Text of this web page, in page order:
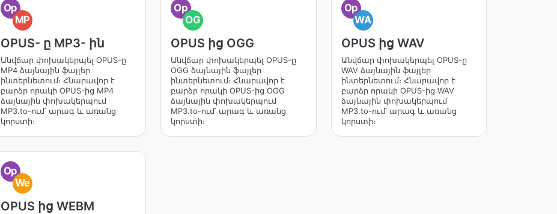
Op
MP
OPUS- ը MP3- ին
Անվճար փոխակերպել OPUS-ը
MP4 ձայնային ֆայլեր
ինտերնետում։ Հնարավոր է
բարձր որակի OPUS-ից MP4
ձայնային փոխակերպում
MP3.to-ում՝ արագ և առանց
կորստի։
Op
OG
OPUS ից OGG
Անվճար փոխակերպել OPUS-ը
OGG ձայնային ֆայլեր
ինտերնետում։ Հնարավոր է
բարձր որակի OPUS-ից OGG
ձայնային փոխակերպում
MP3.to-ում՝ արագ և առանց
կորստի։
Op
WA
OPUS ից WAV
Անվճար փոխակերպել OPUS-ը
WAV ձայնային ֆայլեր
ինտերնետում։ Հնարավոր է
բարձր որակի OPUS-ից WAV
ձայնային փոխակերպում
MP3.to-ում՝ արագ և առանց
կորստի։
Op
We
OPUS ից WEBM